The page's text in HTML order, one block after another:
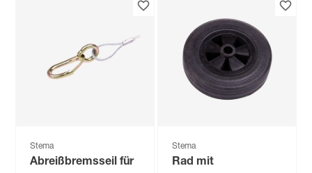
Stema
Abreißbremsseil für
Stema
Rad mit